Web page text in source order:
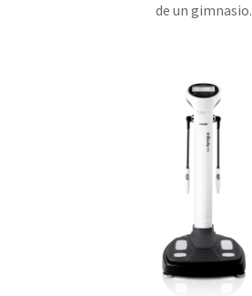
de un gimnasio.